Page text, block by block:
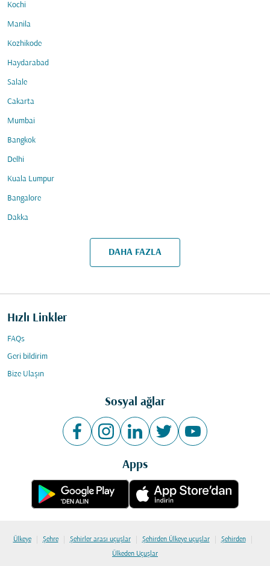
Kochi
Manila
Kozhikode
Haydarabad
Salale
Cakarta
Mumbai
Bangkok
Delhi
Kuala Lumpur
Bangalore
Dakka
DAHA FAZLA
Hızlı Linkler
FAQs
Geri bildirim
Bize Ulaşın
Sosyal ağlar
Apps
Ülkeye | Şehre | Şehirler arası uçuşlar | Şehirden Ülkeye uçuşlar | Şehirden |
Ülkeden Uçuşlar